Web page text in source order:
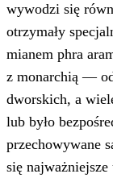
wywodzi się
otrzymały
mianem phra
z monarchią —
dworskich, a
lub było
przechowywane
się